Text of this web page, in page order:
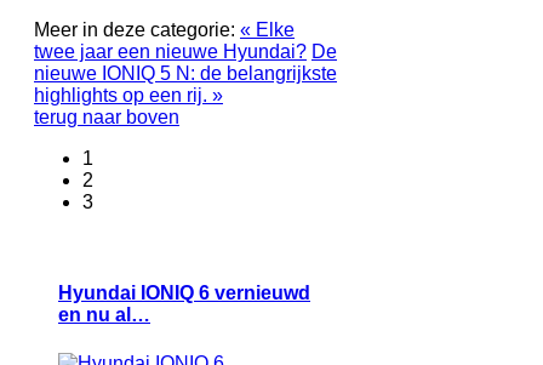
Meer in deze categorie: « Elke
twee jaar een nieuwe Hyundai? De
nieuwe IONIQ 5 N: de belangrijkste
highlights op een rij. »
terug naar boven
1
2
3
Hyundai IONIQ 6 vernieuwd
en nu al…